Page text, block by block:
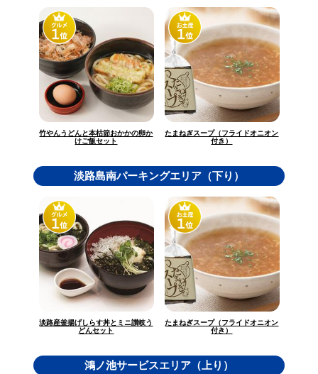
竹やんうどんと本枯節おかかの卵か
けご飯セット
たまねぎスープ（フライドオニオン
付き）
淡路島南パーキングエリア（下り）
淡路産釜揚げしらす丼とミニ讃岐う
どんセット
たまねぎスープ（フライドオニオン
付き）
鴻ノ池サービスエリア（上り）